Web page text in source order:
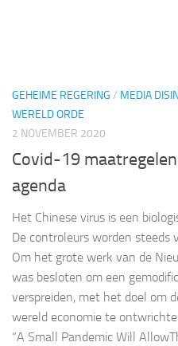
GEHEIME REGERING / MEDIA
WERELD ORDE
2 NOVEMBER 2020
Covid-19
agenda
Het Chinese virus is een
De controleurs worden steeds
Om het grote werk van de
was besloten om een
verspreiden, met het doel om
wereld economie te
“A Small Pandemic Will